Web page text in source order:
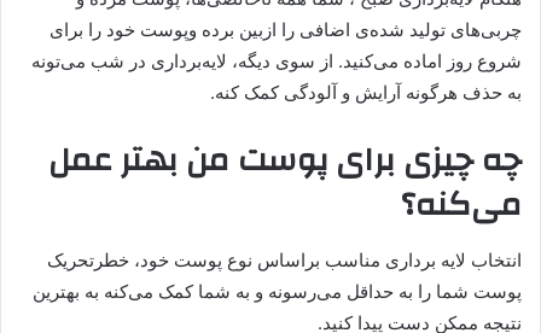
چربی‌های تولید شده‌ی اضافی را ازبین برده وپوست خود را برای
شروع روز اماده می‌کنید. از سوی دیگه، لایه‌برداری در شب می‌تونه
به حذف هرگونه آرایش و آلودگی کمک کنه.
چه چیزی برای پوست من بهتر عمل
می‌کنه؟
انتخاب لایه برداری مناسب براساس نوع پوست خود، خطرتحریک
پوست شما را به حداقل می‌رسونه و به شما کمک می‌کنه به بهترین
نتیجه ممکن دست پیدا کنید.